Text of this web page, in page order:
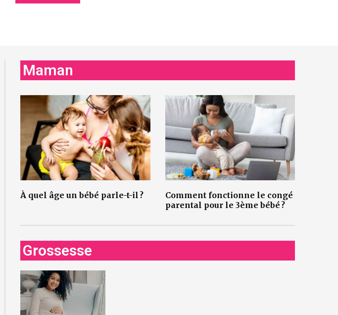
Maman
À quel âge un bébé parle-t-il ?
Comment fonctionne le congé
parental pour le 3ème bébé ?
Grossesse